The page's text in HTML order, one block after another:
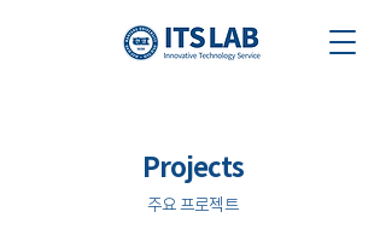
​Projects
주요 프로젝트